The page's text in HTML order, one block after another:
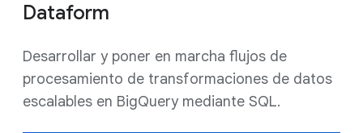
Dataform
Desarrollar y poner en marcha flujos de
procesamiento de transformaciones de datos
escalables en BigQuery mediante SQL.